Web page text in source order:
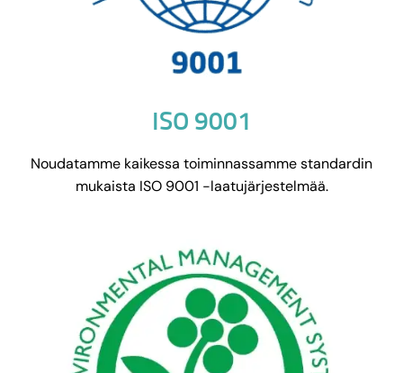
ISO 9001
Noudatamme kaikessa toiminnassamme standardin
mukaista ISO 9001 -laatujärjestelmää.